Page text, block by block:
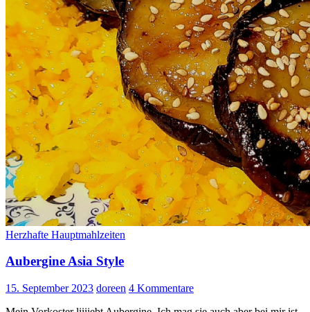
Herzhafte Hauptmahlzeiten
Aubergine Asia Style
15. September 2023 doreen 4 Kommentare